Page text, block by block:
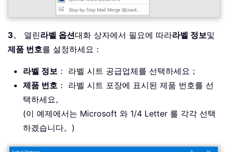
3。 열린라벨 옵션대화 상자에서 필요에 따라라벨 정보및
제품 번호를 설정하세요：
라벨 정보 ： 라벨 시트 공급업체를 선택하세요；
제품 번호 ： 라벨 시트 포장에 표시된 제품 번호를 선
택하세요。
(이 예제에서는 Microsoft 와 1/4 Letter 를 각각 선택
하겠습니다。)